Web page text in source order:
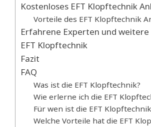
Kostenloses EFT Klopftechnik
Vorteile des EFT Klopftechnik
Erfahrene Experten und weitere
EFT Klopftechnik
Fazit
FAQ
Was ist die EFT Klopftechnik?
Wie erlerne ich die EFT
Für wen ist die EFT
Welche Vorteile hat die EFT